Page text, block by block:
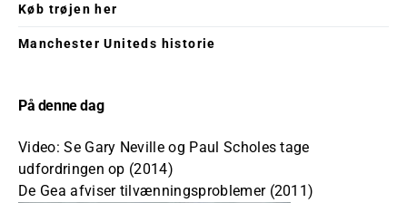
Køb trøjen her
Manchester Uniteds historie
På denne dag
Video: Se Gary Neville og Paul Scholes tage
udfordringen op (2014)
De Gea afviser tilvænningsproblemer (2011)